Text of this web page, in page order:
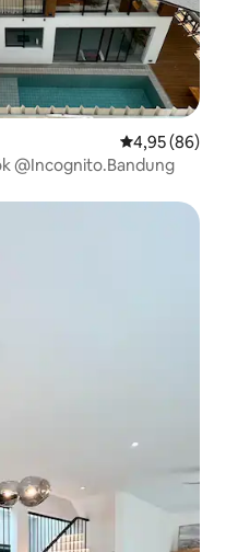
4,95 av 5 i
4,95 (86)
Uppvärmd pool och utomhuskök @Incognito.Bandung